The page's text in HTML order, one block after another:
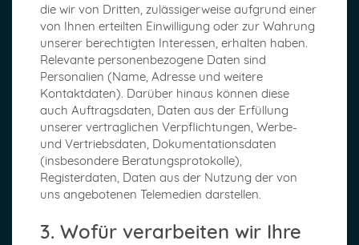
die wir von Dritten, zulässigerweise aufgrund einer
von Ihnen erteilten Einwilligung oder zur Wahrung
unserer berechtigten Interessen, erhalten haben.
Relevante personenbezogene Daten sind
Personalien (Name, Adresse und weitere
Kontaktdaten). Darüber hinaus können diese
auch Auftragsdaten, Daten aus der Erfüllung
unserer vertraglichen Verpflichtungen, Werbe-
und Vertriebsdaten, Dokumentationsdaten
(insbesondere Beratungsprotokolle),
Registerdaten, Daten aus der Nutzung der von
uns angebotenen Telemedien darstellen.
3. Wofür verarbeiten wir Ihre